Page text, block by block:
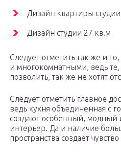
Дизайн квартиры
Дизайн студии 27 кв.м
Следует отметить так же и
и многокомнатными, ведь те,
позволить, так же не хотят
Следует отметить главное
ведь кухня объединенная с
создают особенный, модный
интерьер. Да и наличие
пространства создает